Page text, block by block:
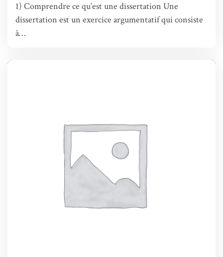
1) Comprendre ce qu’est une dissertation Une
dissertation est un exercice argumentatif qui consiste
à…